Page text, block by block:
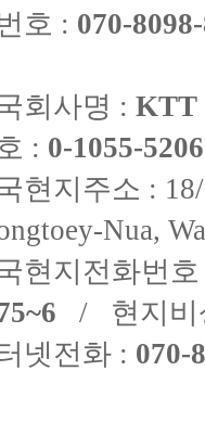
호 : 070-
회사명 : KTT
: 0-1055-
현지주소 :
Nua,
현지전화번
/ 현지비
넷전화 : 070-